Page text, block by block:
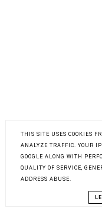
THIS SITE USES COOKIES
ANALYZE TRAFFIC. YOUR
GOOGLE ALONG WITH
QUALITY OF SERVICE,
ADDRESS ABUSE.